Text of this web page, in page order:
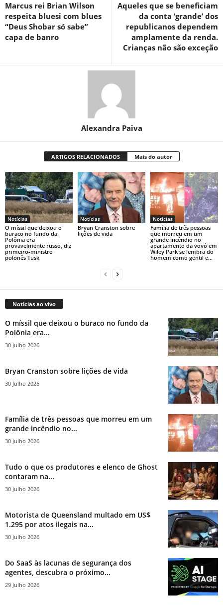
Marcus rei Brian Wilson
respeita bluesi com blues
“Deus Shobar só sabe”
capa de banro
Aqueles que se beneficiam
da conta ‘grande’ dos
republicanos dependem
amplamente da renda.
Crianças não são exceção
Alexandra Paiva
ARTIGOS RELACIONADOS Mais do autor
Notícias
O míssil que deixou o
buraco no fundo da
Polônia era
provavelmente russo, diz
primeiro-ministro
polonês Tusk
Notícias
Bryan Cranston sobre
lições de vida
Notícias
Família de três pessoas
que morreu em um
grande incêndio no
apartamento da vovó em
Wiley Park se lembra do
homem como gentil e...
Notícias ao vivo
O míssil que deixou o buraco no fundo da
Polônia era...
30 Julho 2026
Bryan Cranston sobre lições de vida
30 Julho 2026
Família de três pessoas que morreu em um
grande incêndio no...
30 Julho 2026
Tudo o que os produtores e elenco de Ghost
contaram na...
30 Julho 2026
Motorista de Queensland multado em US$
1.295 por atos ilegais na...
30 Julho 2026
Do SaaS às lacunas de segurança dos
agentes, descubra o próximo...
29 Julho 2026